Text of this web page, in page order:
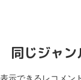
同じジャ